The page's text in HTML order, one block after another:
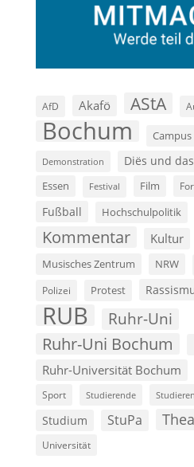
AfD Akafö AStA
Bochum Campus
Demonstration Diës und das
Essen Festival Film
Fußball Hochschulpolitik
Kommentar Kultur
Musisches Zentrum NRW
Polizei Protest
RUB Ruhr-Uni
Ruhr-Uni Bochum
Ruhr-Universität Bochum
Sport Studierende
Studium StuPa
Universität